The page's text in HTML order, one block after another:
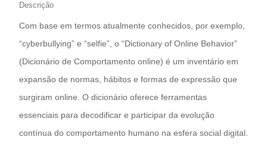
Descrição
Com base em termos atualmente conhecidos, por exemplo,
“cyberbullying” e “selfie”, o “Dictionary of Online Behavior”
(Dicionário de Comportamento online) é um inventário em
expansão de normas, hábitos e formas de expressão que
surgiram online. O dicionário oferece ferramentas
essenciais para decodificar e participar da evolução
contínua do comportamento humano na esfera social digital.